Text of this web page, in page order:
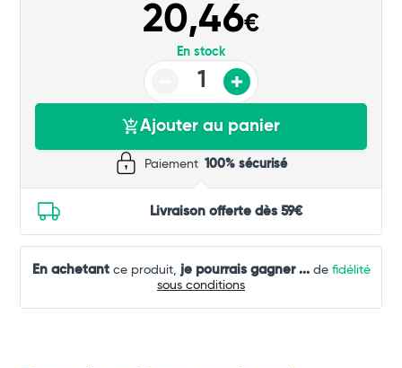
20,46€
En stock
Ajouter au panier
Paiement 100% sécurisé
Livraison offerte dès 59€
En achetantce produit, je pourrais gagner ...de fidélité
sous conditions